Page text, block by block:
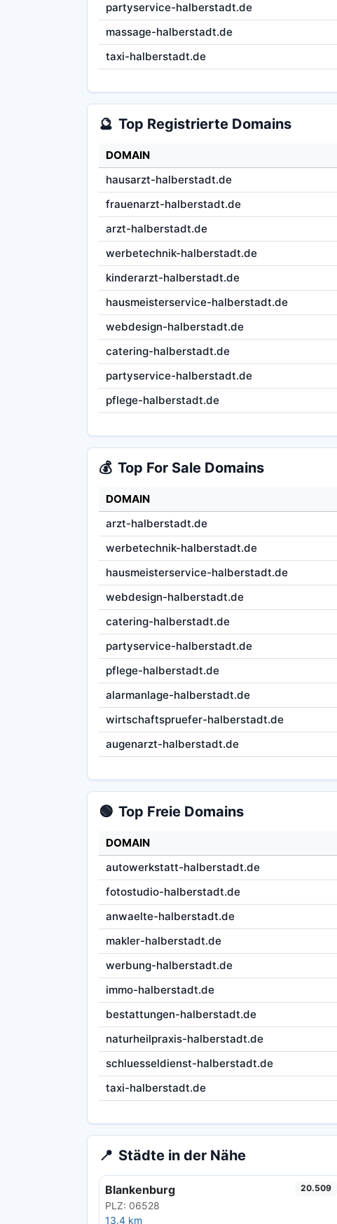
partyservice-halberstadt.de
massage-halberstadt.de
taxi-halberstadt.de
🔮 Top Registrierte Domains
DOMAIN
hausarzt-halberstadt.de
frauenarzt-halberstadt.de
arzt-halberstadt.de
werbetechnik-halberstadt.de
kinderarzt-halberstadt.de
hausmeisterservice-halberstadt.de
webdesign-halberstadt.de
catering-halberstadt.de
partyservice-halberstadt.de
pflege-halberstadt.de
💰 Top For Sale Domains
DOMAIN
arzt-halberstadt.de
werbetechnik-halberstadt.de
hausmeisterservice-halberstadt.de
webdesign-halberstadt.de
catering-halberstadt.de
partyservice-halberstadt.de
pflege-halberstadt.de
alarmanlage-halberstadt.de
wirtschaftspruefer-halberstadt.de
augenarzt-halberstadt.de
🟢 Top Freie Domains
DOMAIN
autowerkstatt-halberstadt.de
fotostudio-halberstadt.de
anwaelte-halberstadt.de
makler-halberstadt.de
werbung-halberstadt.de
immo-halberstadt.de
bestattungen-halberstadt.de
naturheilpraxis-halberstadt.de
schluesseldienst-halberstadt.de
taxi-halberstadt.de
📍 Städte in der Nähe
Blankenburg
PLZ: 06528
13.4 km
20.509